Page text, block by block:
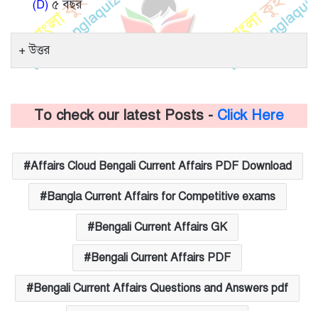
(D) ৫ বছর
উত্তর
To check our latest Posts - Click Here
Affairs Cloud Bengali Current Affairs PDF Download
Bangla Current Affairs for Competitive exams
Bengali Current Affairs GK
Bengali Current Affairs PDF
Bengali Current Affairs Questions and Answers pdf